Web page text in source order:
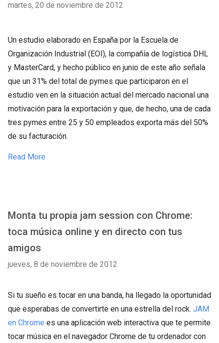
martes, 20 de noviembre de 2012
Un estudio elaborado en España por la Escuela de
Organización Industrial (EOI), la compañía de logística DHL
y MasterCard, y hecho público en junio de este año señala
que un 31% del total de pymes que participaron en el
estudio ven en la situación actual del mercado nacional una
motivación para la exportación y que, de hecho, una de cada
tres pymes entre 25 y 50 empleados exporta más del 50%
de su facturación.
Read More
Monta tu propia jam session con Chrome:
toca música online y en directo con tus
amigos
jueves, 8 de noviembre de 2012
Si tu sueño es tocar en una banda, ha llegado la oportunidad
que esperabas de convertirte en una estrella del rock. JAM
en Chrome es una aplicación web interactiva que te permite
tocar música en el navegador Chrome de tu ordenador con